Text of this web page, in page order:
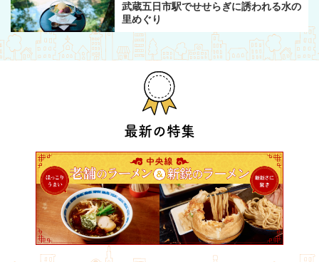
武蔵五日市駅でせせらぎに誘われる水の
里めぐり
最新の特集